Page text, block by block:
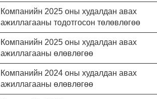
Компанийн 2025 оны худалдан авах
ажиллагааны тодотгосон төлөвлөгөө
Компанийн 2025 оны худалдан авах
ажиллагааны өлөвлөгөө
Компанийн 2024 оны худалдан авах
ажиллагааны өлөвлөгөө